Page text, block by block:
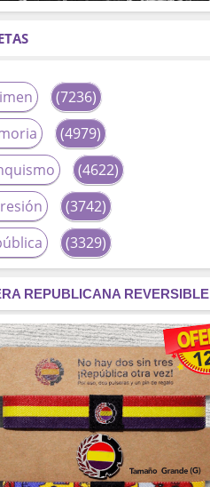
(7236)
(4979)
(4622)
(3742)
(3329)
(2677)
(2320)
(2319)
(2253)
(2176)
REPUBLICANA REVERSIBLE